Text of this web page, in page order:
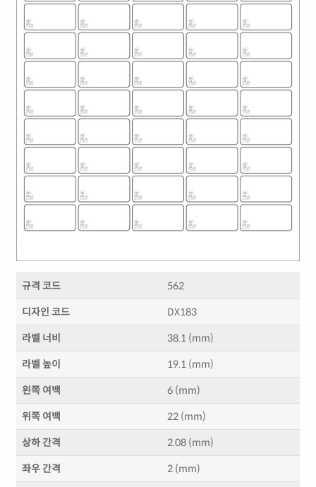
규격 코드 562
디자인 코드 DX183
라벨 너비 38.1 (mm)
라벨 높이 19.1 (mm)
왼쪽 여백 6 (mm)
위쪽 여백 22 (mm)
상하 간격 2.08 (mm)
좌우 간격 2 (mm)